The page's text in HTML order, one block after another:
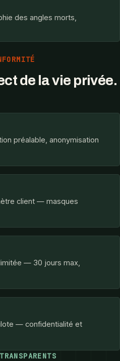
des angles morts,
de la vie privée.
préalable, anonymisation
client — masques
— 30 jours max,
— confidentialité et